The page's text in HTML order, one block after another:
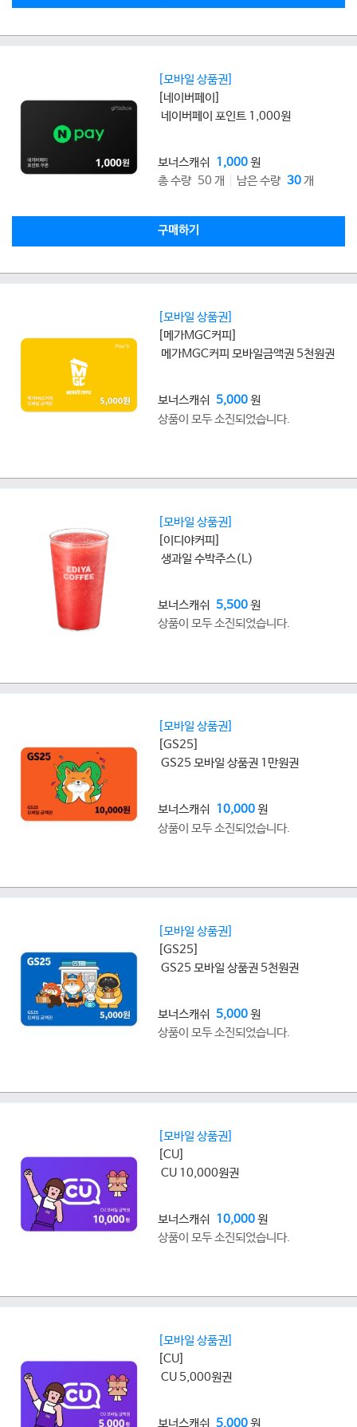
[모바일 상품권]
[네이버페이]
네이버페이 포인트 1,000원
보너스캐쉬 1,000원
총 수량 50 개
남은 수량 30개
구매하기
[모바일 상품권]
[메가MGC커피]
메가MGC커피 모바일금액권 5천원권
보너스캐쉬 5,000원
상품이 모두 소진되었습니다.
[모바일 상품권]
[이디야커피]
생과일 수박주스(L)
보너스캐쉬 5,500원
상품이 모두 소진되었습니다.
[모바일 상품권]
[GS25]
GS25 모바일 상품권 1만원권
보너스캐쉬 10,000원
상품이 모두 소진되었습니다.
[모바일 상품권]
[GS25]
GS25 모바일 상품권 5천원권
보너스캐쉬 5,000원
상품이 모두 소진되었습니다.
[모바일 상품권]
[CU]
CU 10,000원권
보너스캐쉬 10,000원
상품이 모두 소진되었습니다.
[모바일 상품권]
[CU]
CU 5,000원권
보너스캐쉬 5,000원